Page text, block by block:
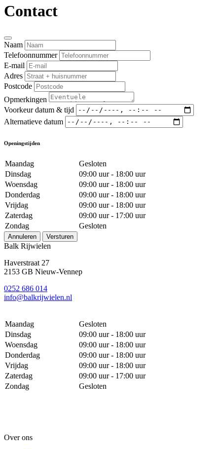
Contact
Naam
Telefoonnummer
E-mail
Adres
Postcode
Opmerkingen
Voorkeur datum & tijd
Alternatieve datum
Openingstijden
Maandag
Gesloten
Dinsdag
09:00 uur - 18:00 uur
Woensdag
09:00 uur - 18:00 uur
Donderdag
09:00 uur - 18:00 uur
Vrijdag
09:00 uur - 18:00 uur
Zaterdag
09:00 uur - 17:00 uur
Zondag
Gesloten
Annuleren Versturen
Balk Rijwielen
Haverstraat 27
2153 GB Nieuw-Vennep
0252 686 014
info@balkrijwielen.nl
Maandag
Gesloten
Dinsdag
09:00 uur - 18:00 uur
Woensdag
09:00 uur - 18:00 uur
Donderdag
09:00 uur - 18:00 uur
Vrijdag
09:00 uur - 18:00 uur
Zaterdag
09:00 uur - 17:00 uur
Zondag
Gesloten
Over ons